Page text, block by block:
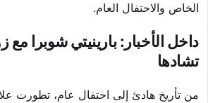
الخاص والاحتفال العام.
داخل الأخبار: بارينيتي شوبرا مع
تشادها
من تأريخ هادئ إلى احتفال عام، تطورت